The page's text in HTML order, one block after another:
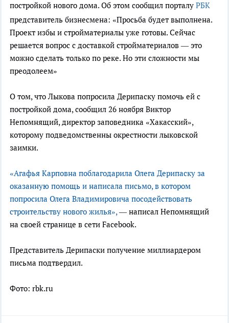
постройкой нового дома. Об этом сообщил порталу РБК
представитель бизнесмена: «Просьба будет выполнена.
Проект избы и стройматериалы уже готовы. Сейчас
решается вопрос с доставкой стройматериалов — это
можно сделать только по реке. Но эти сложности мы
преодолеем»
О том, что Лыкова попросила Дерипаску помочь ей с
постройкой дома, сообщил 26 ноября Виктор
Непомнящий, директор заповедника «Хакасский»,
которому подведомственны окрестности лыковской
заимки.
«Агафья Карповна поблагодарила Олега Дерипаску за
оказанную помощь и написала письмо, в котором
попросила Олега Владимировича посодействовать
строительству нового жилья»,— написал Непомнящий
на своей странице в сети Facebook.
Представитель Дерипаски получение миллиардером
письма подтвердил.
Фото: rbk.ru